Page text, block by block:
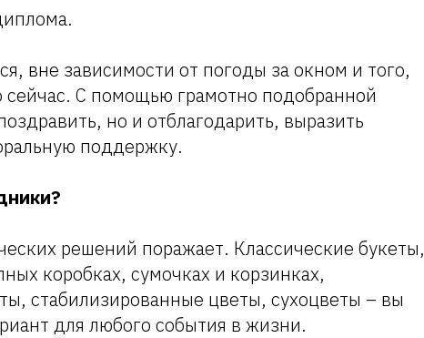
вне зависимости от погоды за окном и того,
С помощью грамотно подобранной
но и отблагодарить, выразить
поддержку.
решений поражает. Классические букеты,
коробках, сумочках и корзинках,
стабилизированные цветы, сухоцветы – вы
для любого события в жизни.